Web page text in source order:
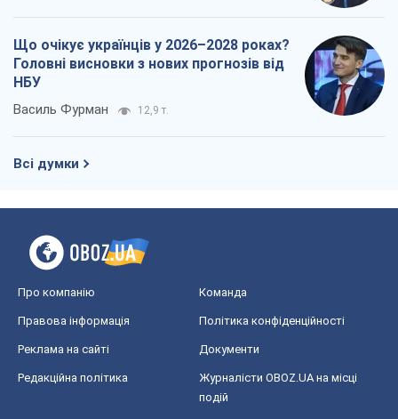
Що очікує українців у 2026–2028 роках?
Головні висновки з нових прогнозів від
НБУ
Василь Фурман 12,9 т.
Всі думки
Про компанію Команда
Правова інформація Політика конфіденційності
Реклама на сайті Документи
Редакційна політика
Журналісти OBOZ.UA на місці
подій